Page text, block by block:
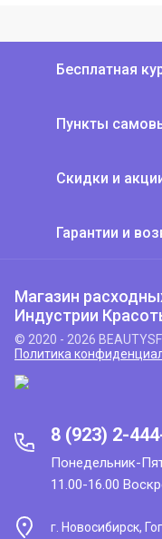
Бесплатная
Пункты
Скидки и
Гарантии и
Магазин
Индустрии
© 2020 - 2026
Политика
8 (923) 2-
Понедельник-
11.00-16.00
г. Новосибирск,